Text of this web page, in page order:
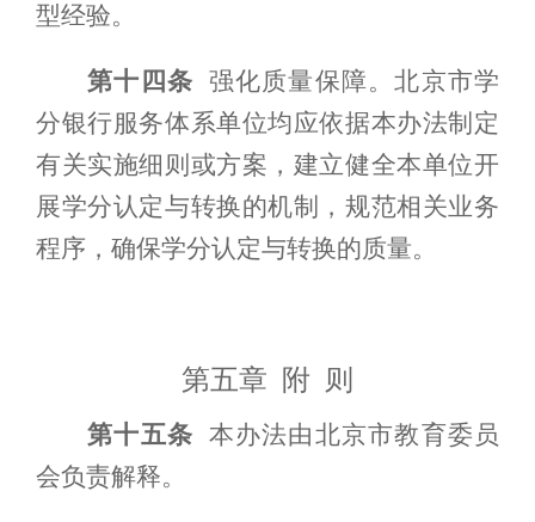
型经验。
第十四条 强化质量保障。北京市学
分银行服务体系单位均应依据本办法制定
有关实施细则或方案，建立健全本单位开
展学分认定与转换的机制，规范相关业务
程序，确保学分认定与转换的质量。
第五章 附 则
第十五条 本办法由北京市教育委员
会负责解释。